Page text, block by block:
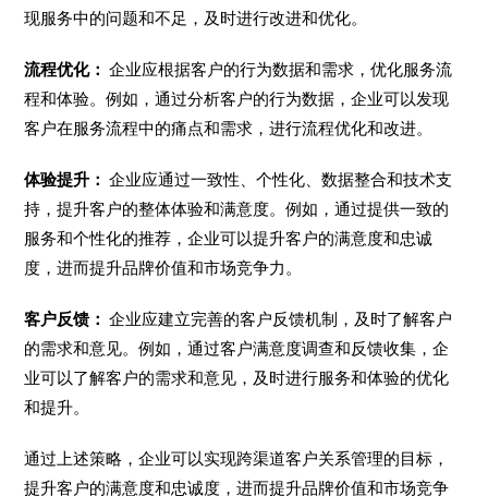
现服务中的问题和不足，及时进行改进和优化。
流程优化： 企业应根据客户的行为数据和需求，优化服务流
程和体验。例如，通过分析客户的行为数据，企业可以发现
客户在服务流程中的痛点和需求，进行流程优化和改进。
体验提升： 企业应通过一致性、个性化、数据整合和技术支
持，提升客户的整体体验和满意度。例如，通过提供一致的
服务和个性化的推荐，企业可以提升客户的满意度和忠诚
度，进而提升品牌价值和市场竞争力。
客户反馈： 企业应建立完善的客户反馈机制，及时了解客户
的需求和意见。例如，通过客户满意度调查和反馈收集，企
业可以了解客户的需求和意见，及时进行服务和体验的优化
和提升。
通过上述策略，企业可以实现跨渠道客户关系管理的目标，
提升客户的满意度和忠诚度，进而提升品牌价值和市场竞争